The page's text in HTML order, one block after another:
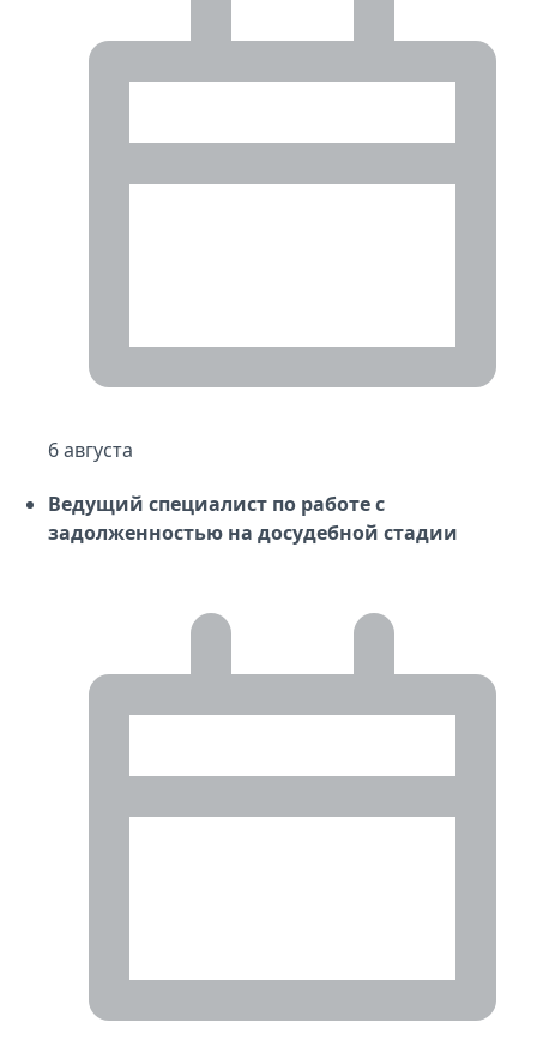
6 августа
Ведущий специалист по работе с
задолженностью на досудебной стадии